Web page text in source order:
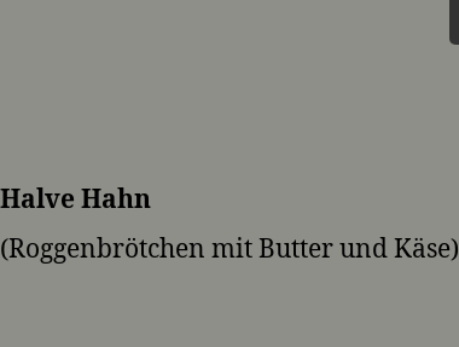
Halve Hahn
(Roggenbrötchen mit Butter und Käse)